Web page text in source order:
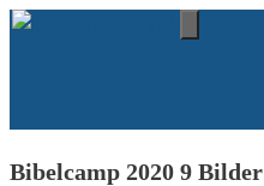
Zum
Bibelcamp 2020 9 Bilder